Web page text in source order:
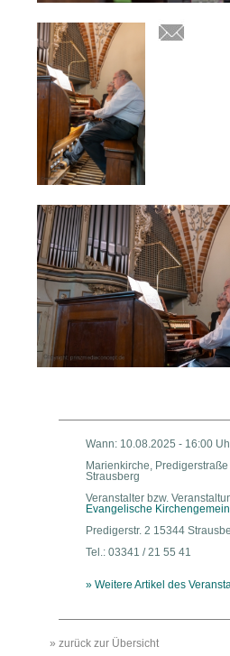
Wann: 10.08.2025 - 16:00
Marienkirche, Predigerstraße
Strausberg
Veranstalter bzw.
Evangelische
Predigerstr. 2 15344
Tel.: 03341 / 21 55 41
» Weitere Artikel des
» zurück zur Übersicht